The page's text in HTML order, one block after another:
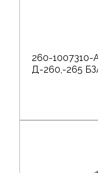
260-1007310-
Д-260,-265